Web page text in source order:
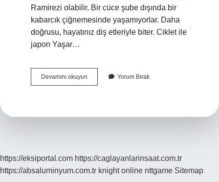
Ramirezi olabilir. Bir cüce şube dışında bir
kabarcık çiğnemesinde yaşamıyorlar. Daha
doğrusu, hayatınız diş etleriyle biter. Ciklet ile
japon Yaşar…
Devamını okuyun
Ile
Yorum Bırak
https://eksiportal.com https://caglayanlarinsaat.com.tr
https://absaluminyum.com.tr knight online nttgame Sitemap